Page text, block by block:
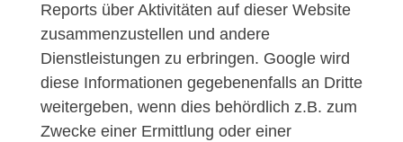
Reports über Aktivitäten auf dieser Website
zusammenzustellen und andere
Dienstleistungen zu erbringen. Google wird
diese Informationen gegebenenfalls an Dritte
weitergeben, wenn dies behördlich z.B. zum
Zwecke einer Ermittlung oder einer